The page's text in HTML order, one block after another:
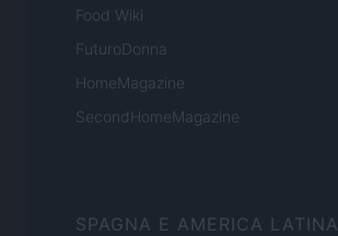
Food Wiki
FuturoDonna
HomeMagazine
SecondHomeMagazine
SPAGNA E AMERICA LATINA